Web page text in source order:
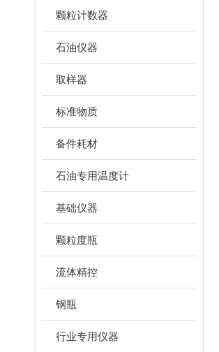
颗粒计数器
石油仪器
取样器
标准物质
备件耗材
石油专用温度计
基础仪器
颗粒度瓶
流体精控
钢瓶
行业专用仪器